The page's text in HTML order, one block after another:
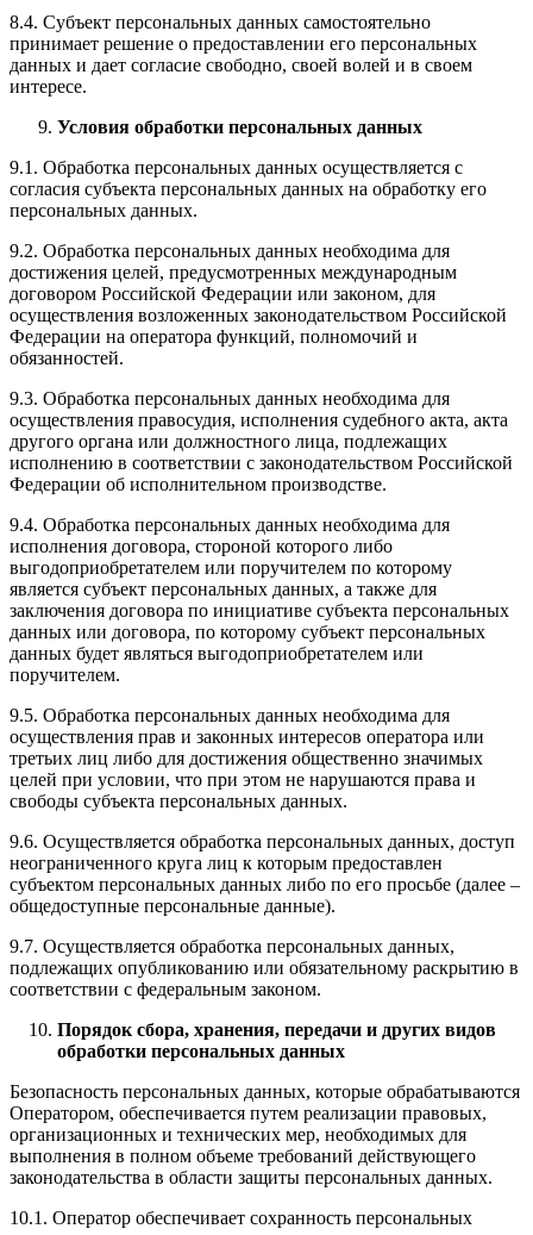
8.4. Субъект персональных данных самостоятельно
принимает решение о предоставлении его персональных
данных и дает согласие свободно, своей волей и в своем
интересе.
Условия обработки персональных данных
9.1. Обработка персональных данных осуществляется с
согласия субъекта персональных данных на обработку его
персональных данных.
9.2. Обработка персональных данных необходима для
достижения целей, предусмотренных международным
договором Российской Федерации или законом, для
осуществления возложенных законодательством Российской
Федерации на оператора функций, полномочий и
обязанностей.
9.3. Обработка персональных данных необходима для
осуществления правосудия, исполнения судебного акта, акта
другого органа или должностного лица, подлежащих
исполнению в соответствии с законодательством Российской
Федерации об исполнительном производстве.
9.4. Обработка персональных данных необходима для
исполнения договора, стороной которого либо
выгодоприобретателем или поручителем по которому
является субъект персональных данных, а также для
заключения договора по инициативе субъекта персональных
данных или договора, по которому субъект персональных
данных будет являться выгодоприобретателем или
поручителем.
9.5. Обработка персональных данных необходима для
осуществления прав и законных интересов оператора или
третьих лиц либо для достижения общественно значимых
целей при условии, что при этом не нарушаются права и
свободы субъекта персональных данных.
9.6. Осуществляется обработка персональных данных, доступ
неограниченного круга лиц к которым предоставлен
субъектом персональных данных либо по его просьбе (далее –
общедоступные персональные данные).
9.7. Осуществляется обработка персональных данных,
подлежащих опубликованию или обязательному раскрытию в
соответствии с федеральным законом.
Порядок сбора, хранения, передачи и других видов
обработки персональных данных
Безопасность персональных данных, которые обрабатываются
Оператором, обеспечивается путем реализации правовых,
организационных и технических мер, необходимых для
выполнения в полном объеме требований действующего
законодательства в области защиты персональных данных.
10.1. Оператор обеспечивает сохранность персональных